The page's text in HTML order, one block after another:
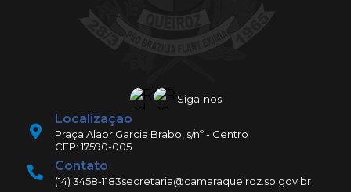
Siga-nos
Localização
Praça Alaor Garcia Brabo, s/nº - Centro
CEP: 17590-005
Contato
(14) 3458-1183secretaria@camaraqueiroz.sp.gov.br